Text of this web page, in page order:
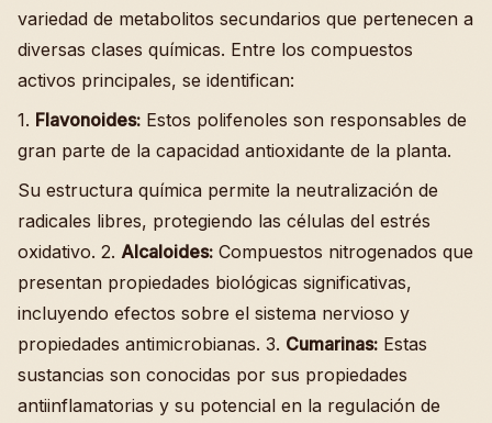
variedad de metabolitos secundarios que pertenecen a
diversas clases químicas. Entre los compuestos
activos principales, se identifican:
1. Flavonoides: Estos polifenoles son responsables de
gran parte de la capacidad antioxidante de la planta.
Su estructura química permite la neutralización de
radicales libres, protegiendo las células del estrés
oxidativo. 2. Alcaloides: Compuestos nitrogenados que
presentan propiedades biológicas significativas,
incluyendo efectos sobre el sistema nervioso y
propiedades antimicrobianas. 3. Cumarinas: Estas
sustancias son conocidas por sus propiedades
antiinflamatorias y su potencial en la regulación de